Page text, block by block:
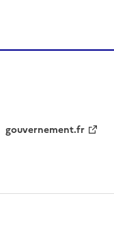
gouvernement.fr